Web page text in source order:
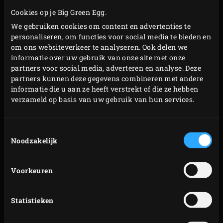
Cookies op je Big Green Egg.
We gebruiken cookies om content en advertenties te
personaliseren, om functies voor social media te bieden en
om ons websiteverkeer te analyseren. Ook delen we
informatie over uw gebruik van onze site met onze
partners voor social media, adverteren en analyse. Deze
partners kunnen deze gegevens combineren met andere
informatie die u aan ze heeft verstrekt of die ze hebben
verzameld op basis van uw gebruik van hun services.
Noodzakelijk
Voorkeuren
Statistieken
Big Green Egg 100% natuurlijke houtskool is FSC
gecertificeerd, 100% natuurlijke houtskool en is
afkomstig van de beuk en haagbeuk. Deze houtsoorten
zorgen voor een neutrale basis zodat jij zelf, voor iedere
kooksessie opnieuw, jouw ideale samenstelling van
smaken kunt maken. Extra smokey flavour, een touch
van hickory, kersen, appel of pecan? Door het toevoegen
tafel.
ingrediënten, geur- en smaakstoffen) wordt geproduceerd
in Europa van resthout of speciaal gekweekte bomen in
duurzaam beheerde bossen. Voor ieder gekapte boom